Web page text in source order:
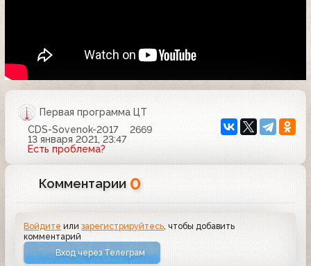
Первая программа ЦТ
CDS-Sovenok-2017
2669
13 января 2021, 23:47
Есть проблема?
Комментарии 0
Войдите илизарегистрируйтесь , чтобы добавить
комментарий
Вход через Телеграм